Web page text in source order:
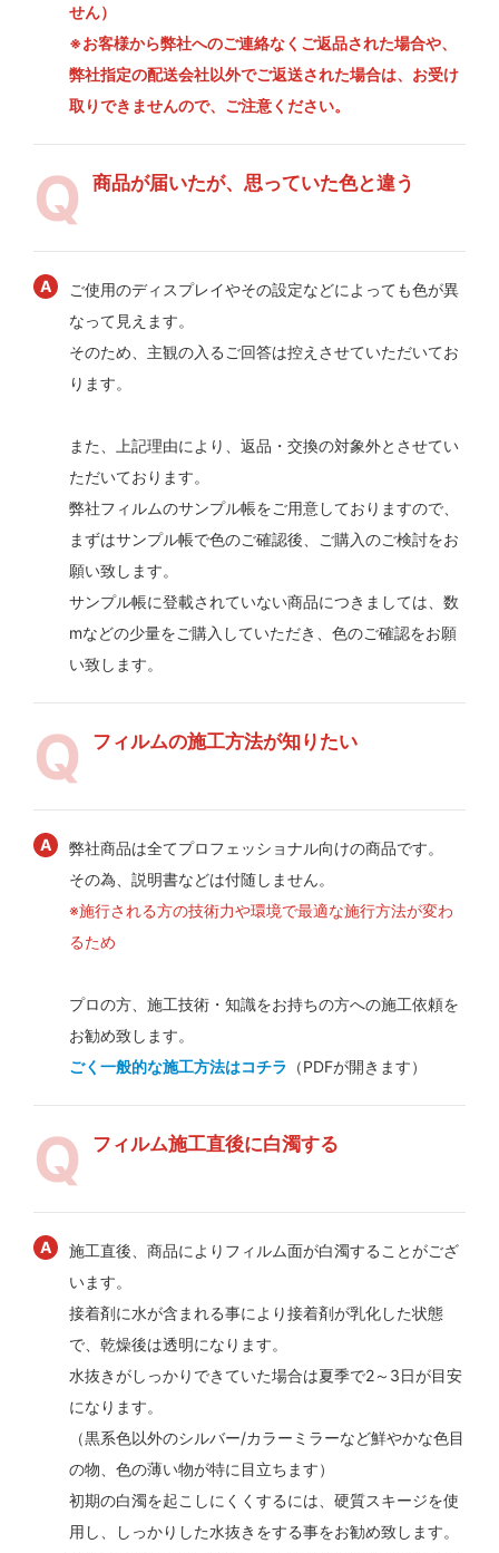
せん）
※お客様から弊社へのご連絡なくご返品された場合や、
弊社指定の配送会社以外でご返送された場合は、お受け
取りできませんので、ご注意ください。
商品が届いたが、思っていた色と違う
ご使用のディスプレイやその設定などによっても色が異
なって見えます。
そのため、主観の入るご回答は控えさせていただいてお
ります。
また、上記理由により、返品・交換の対象外とさせてい
ただいております。
弊社フィルムのサンプル帳をご用意しておりますので、
まずはサンプル帳で色のご確認後、ご購入のご検討をお
願い致します。
サンプル帳に登載されていない商品につきましては、数
mなどの少量をご購入していただき、色のご確認をお願
い致します。
フィルムの施工方法が知りたい
弊社商品は全てプロフェッショナル向けの商品です。
その為、説明書などは付随しません。
※施行される方の技術力や環境で最適な施行方法が変わ
るため
プロの方、施工技術・知識をお持ちの方への施工依頼を
お勧め致します。
ごく一般的な施工方法はコチラ （PDFが開きます）
フィルム施工直後に白濁する
施工直後、商品によりフィルム面が白濁することがござ
います。
接着剤に水が含まれる事により接着剤が乳化した状態
で、乾燥後は透明になります。
水抜きがしっかりできていた場合は夏季で2～3日が目安
になります。
（黒系色以外のシルバー/カラーミラーなど鮮やかな色目
の物、色の薄い物が特に目立ちます）
初期の白濁を起こしにくくするには、硬質スキージを使
用し、しっかりした水抜きをする事をお勧め致します。